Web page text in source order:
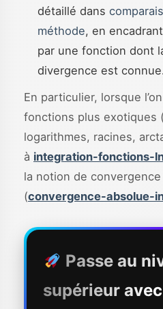
détaillé dans
méthode, en
par une fonction dont
divergence est
En particulier, lorsque
fonctions plus exotiques
logarithmes, racines,
à integration-fonctions-
la notion de
(convergence-absolue-
Passe au
supérieur avec